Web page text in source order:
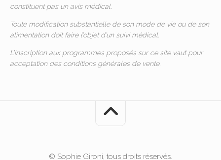
constituent pas un avis médical.
Toute modification substantielle de son mode de vie ou de son
alimentation doit faire l’objet d’un suivi médical.
L’inscription aux programmes proposés sur ce site vaut pour
acceptation des conditions générales de vente.
© Sophie Gironi, tous droits réservés.